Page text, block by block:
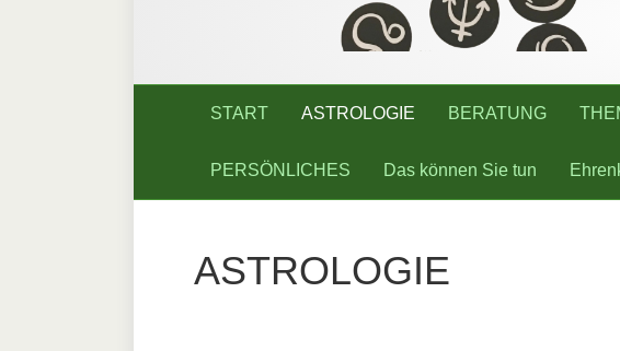
START ASTROLOGIE BERATUNG
PERSÖNLICHES Das können Sie tun
ASTROLOGIE